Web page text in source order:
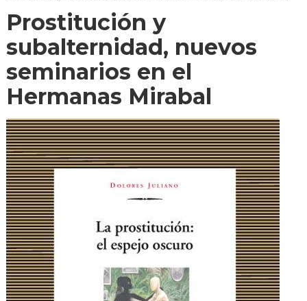
Prostitución y
subalternidad, nuevos
seminarios en el
Hermanas Mirabal